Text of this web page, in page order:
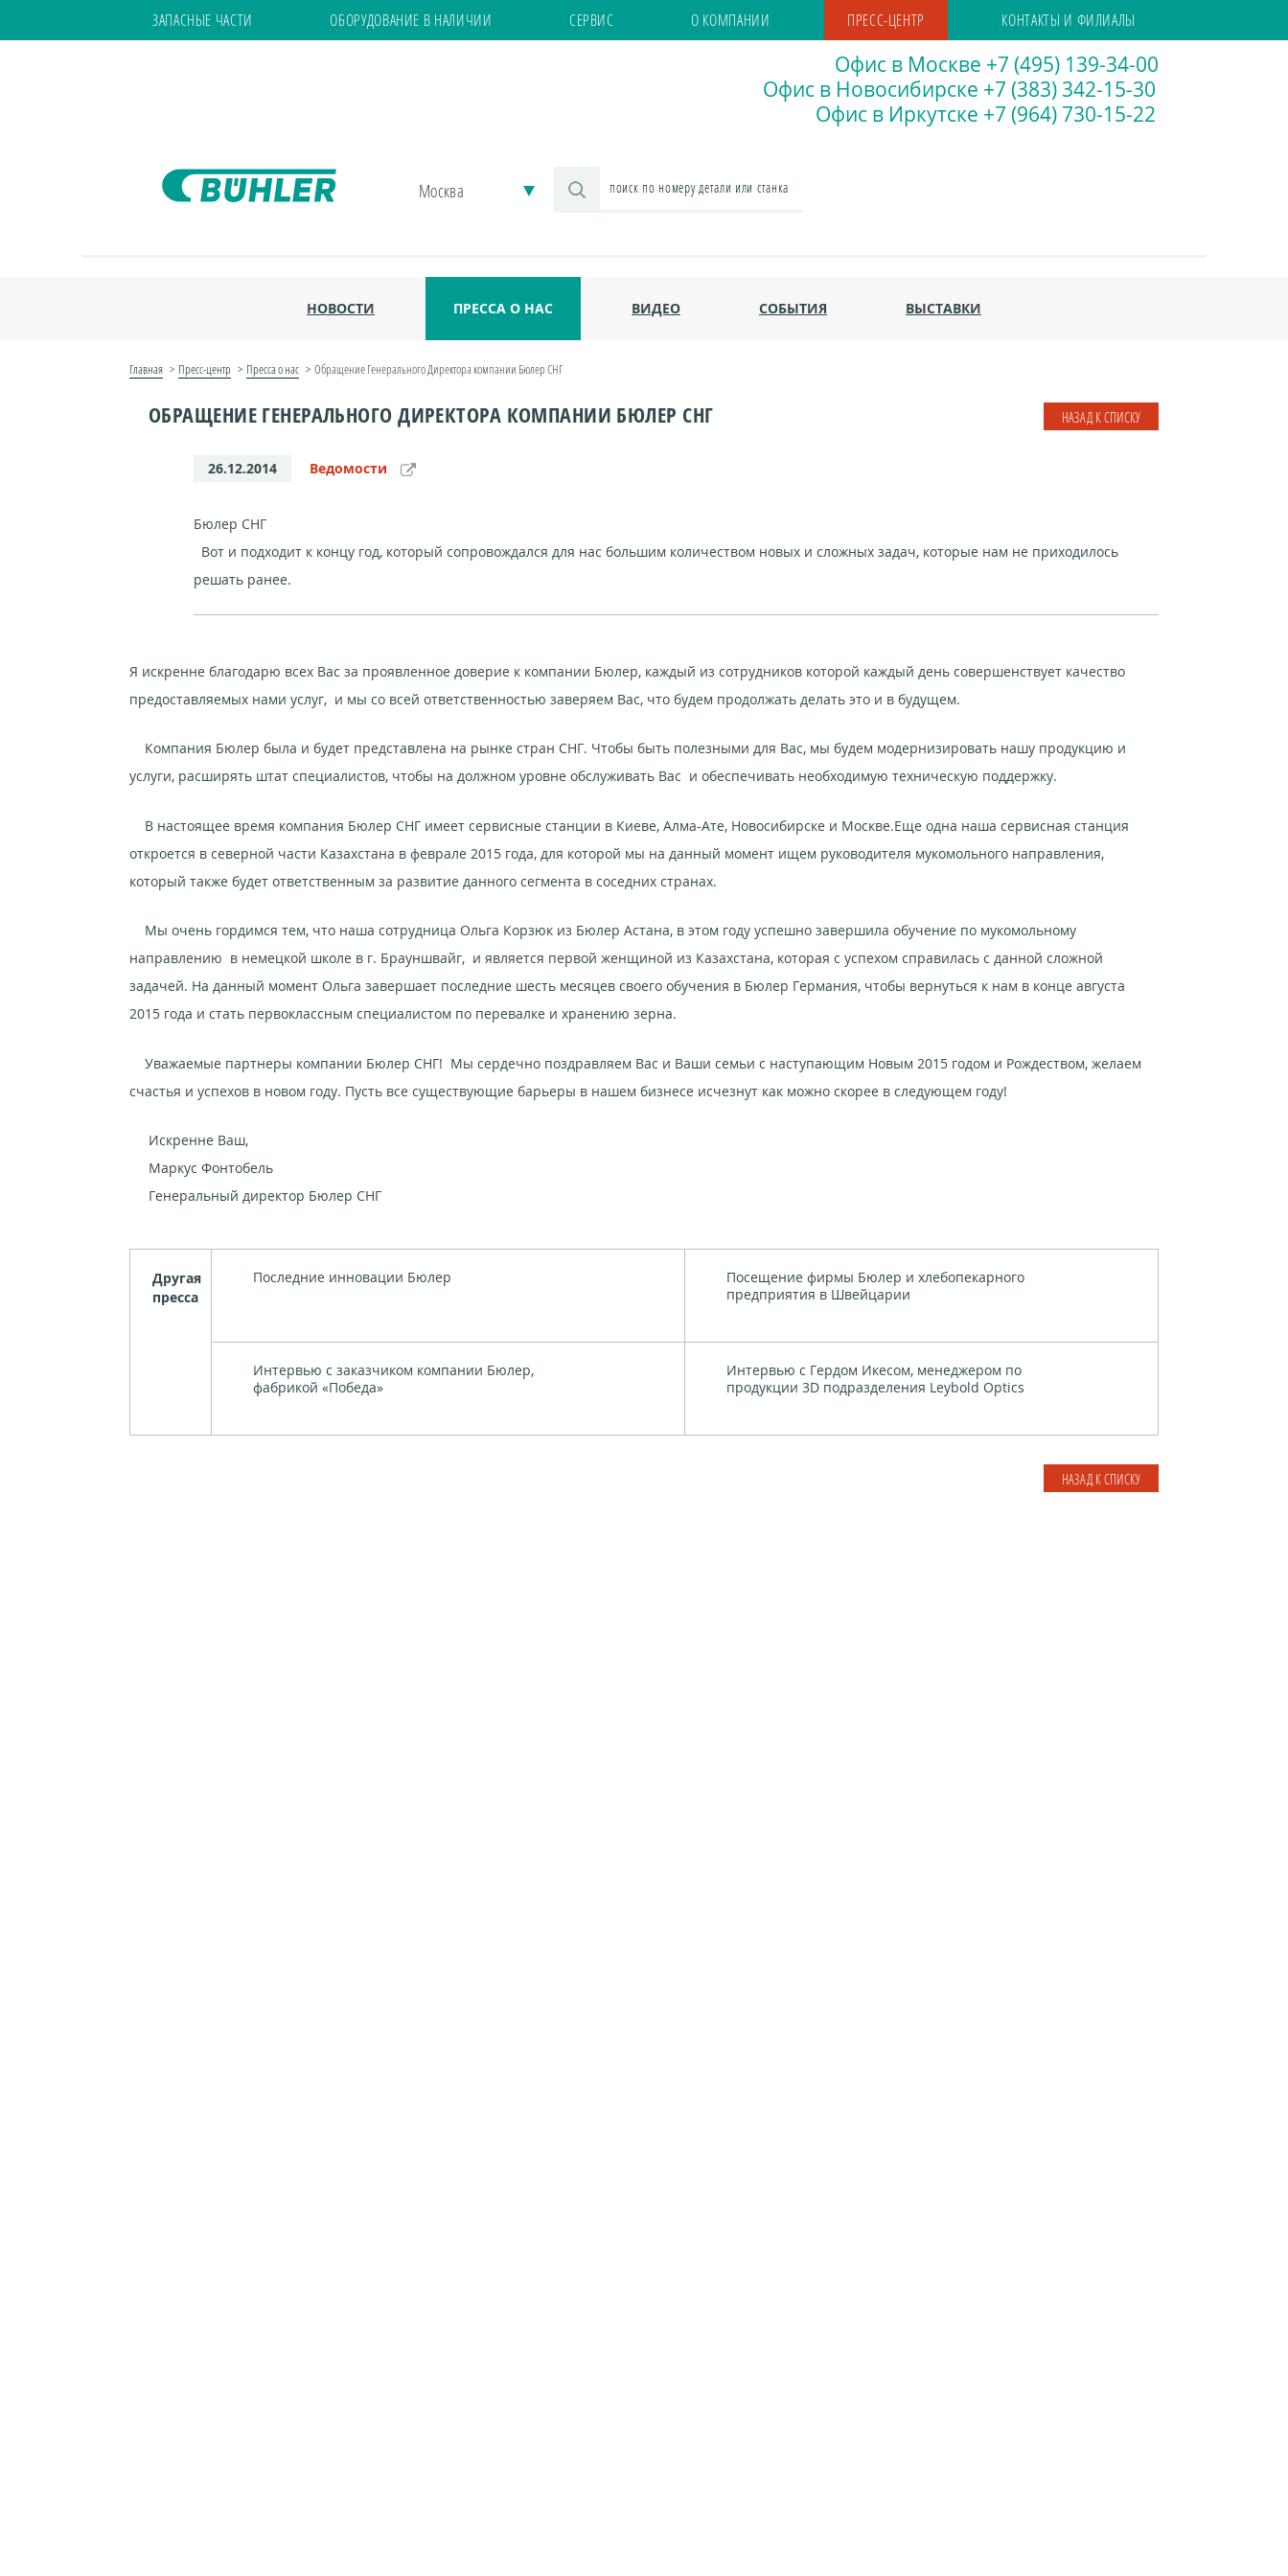
ЗАПАСНЫЕ ЧАСТИ ОБОРУДОВАНИЕ В НАЛИЧИИ СЕРВИС О КОМПАНИИ ПРЕСС-ЦЕНТР КОНТАКТЫ И ФИЛИАЛЫ
Офис в Москве +7 (495) 139-34-00
Офис в Новосибирске +7 (383) 342-15-30
Офис в Иркутске +7 (964) 730-15-22
Москва
НОВОСТИ ПРЕССА О НАС ВИДЕО СОБЫТИЯ ВЫСТАВКИ
Главная Пресс-центр Пресса о нас Обращение Генерального Директора компании Бюлер СНГ
ОБРАЩЕНИЕ ГЕНЕРАЛЬНОГО ДИРЕКТОРА КОМПАНИИ БЮЛЕР СНГ НАЗАД К СПИСКУ
26.12.2014 Ведомости
Бюлер СНГ
Вот и подходит к концу год, который сопровождался для нас большим количеством новых и сложных задач, которые нам не приходилось
решать ранее.
Я искренне благодарю всех Вас за проявленное доверие к компании Бюлер, каждый из сотрудников которой каждый день совершенствует качество
предоставляемых нами услуг, и мы со всей ответственностью заверяем Вас, что будем продолжать делать это и в будущем.
Компания Бюлер была и будет представлена на рынке стран СНГ. Чтобы быть полезными для Вас, мы будем модернизировать нашу продукцию и
услуги, расширять штат специалистов, чтобы на должном уровне обслуживать Вас и обеспечивать необходимую техническую поддержку.
В настоящее время компания Бюлер СНГ имеет сервисные станции в Киеве, Алма-Ате, Новосибирске и Москве.Еще одна наша сервисная станция
откроется в северной части Казахстана в феврале 2015 года, для которой мы на данный момент ищем руководителя мукомольного направления,
который также будет ответственным за развитие данного сегмента в соседних странах.
Мы очень гордимся тем, что наша сотрудница Ольга Корзюк из Бюлер Астана, в этом году успешно завершила обучение по мукомольному
направлению в немецкой школе в г. Брауншвайг, и является первой женщиной из Казахстана, которая с успехом справилась с данной сложной
задачей. На данный момент Ольга завершает последние шесть месяцев своего обучения в Бюлер Германия, чтобы вернуться к нам в конце августа
2015 года и стать первоклассным специалистом по перевалке и хранению зерна.
Уважаемые партнеры компании Бюлер СНГ! Мы сердечно поздравляем Вас и Ваши семьи с наступающим Новым 2015 годом и Рождеством, желаем
счастья и успехов в новом году. Пусть все существующие барьеры в нашем бизнесе исчезнут как можно скорее в следующем году!
Искренне Ваш,
Маркус Фонтобель
Генеральный директор Бюлер СНГ
Другая
пресса
Последние инновации Бюлер
Посещение фирмы Бюлер и хлебопекарного
предприятия в Швейцарии
Интервью с заказчиком компании Бюлер,
фабрикой «Победа»
Интервью с Гердом Икесом, менеджером по
продукции 3D подразделения Leybold Optics
НАЗАД К СПИСКУ